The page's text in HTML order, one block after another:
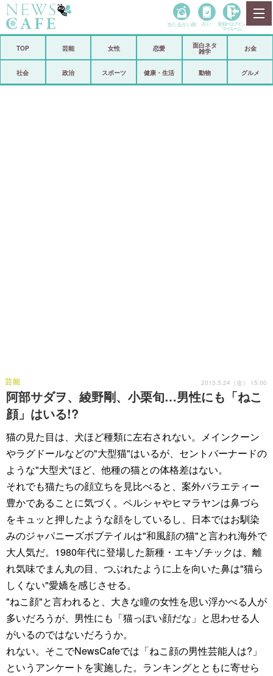
政治
当たる占い師 占い 登録• ログイン
マイルーム
TOP 芸能 女性 恋愛
面白ネタ
雑学
お金
社会 政治 スポーツ 健康・生活 動物 グルメ
阿部サダヲ、綾野剛、小栗旬…男性にも「ねこ
顔」はいる!?
芸能 2013.5.24（金） 15:00
猫の見た目は、犬ほど種類に左右されない。メインクーン
やラグドールなどの"大型猫"はいるが、セントバーナードの
ような"大型犬"ほど、他種の猫との体格差はない。
それでも猫たちの顔立ちを見比べると、案外バラエティー
豊かであることに気づく。ペルシャやヒマラヤンは鼻づら
をキュッと押したような顔をしているし、日本ではお馴染
みのジャパニーズボブテイルは"和風顔の猫"と言われ海外で
大人気だ。1980年代に登場した新種・エキゾチックは、離
れ気味でまん丸の目、つぶれたように上を向いた鼻は"猫ら
しくない"愛嬌を感じさせる。
"ねこ顔"と言われると、大きな瞳の女性を思い浮かべる人が
多いだろうが、男性にも「猫っぽい顔だな」と思わせる人
がいるのではないだろうか。
れない。そこでNewsCafeでは「ねこ顔の男性芸能人は?」
というアンケートを実施した。ランキングとともに寄せら